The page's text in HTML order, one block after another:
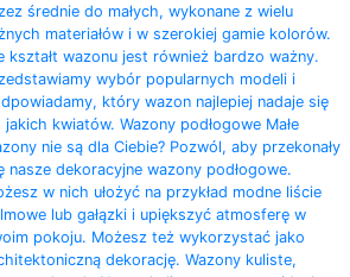
średnie do małych, wykonane z wielu
materiałów i w szerokiej gamie kolorów.
kształt wazonu jest również bardzo ważny.
wybór popularnych modeli i
który wazon najlepiej nadaje się
jakich kwiatów. Wazony podłogowe Małe
nie są dla Ciebie? Pozwól, aby przekonały
nasze dekoracyjne wazony podłogowe.
w nich ułożyć na przykład modne liście
lub gałązki i upiększyć atmosferę w
pokoju. Możesz też wykorzystać jako
dekorację. Wazony kuliste,